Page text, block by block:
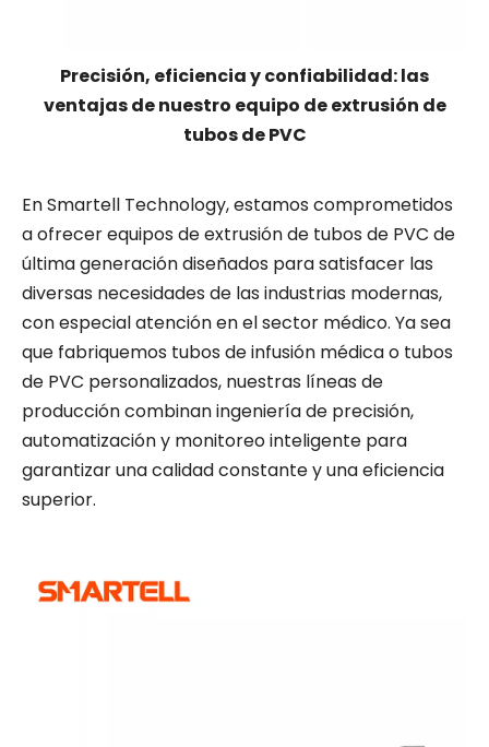
Precisión, eficiencia y confiabilidad: las
ventajas de nuestro equipo de extrusión de
tubos de PVC
En Smartell Technology, estamos comprometidos
a ofrecer equipos de extrusión de tubos de PVC de
última generación diseñados para satisfacer las
diversas necesidades de las industrias modernas,
con especial atención en el sector médico. Ya sea
que fabriquemos tubos de infusión médica o tubos
de PVC personalizados, nuestras líneas de
producción combinan ingeniería de precisión,
automatización y monitoreo inteligente para
garantizar una calidad constante y una eficiencia
superior.